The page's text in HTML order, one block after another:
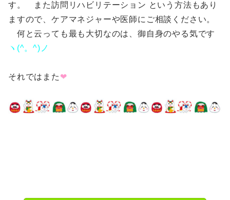
す。 また訪問リハビリテーション という方法もあり
ますので、ケアマネジャーや医師にご相談ください。
何と云っても最も大切なのは、御自身のやる気です
ヽ(^。^)ノ
それではまた ❤︎